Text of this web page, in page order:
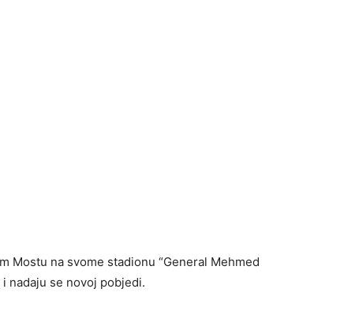
Mostu na svome stadionu “General Mehmed
nadaju se novoj pobjedi.